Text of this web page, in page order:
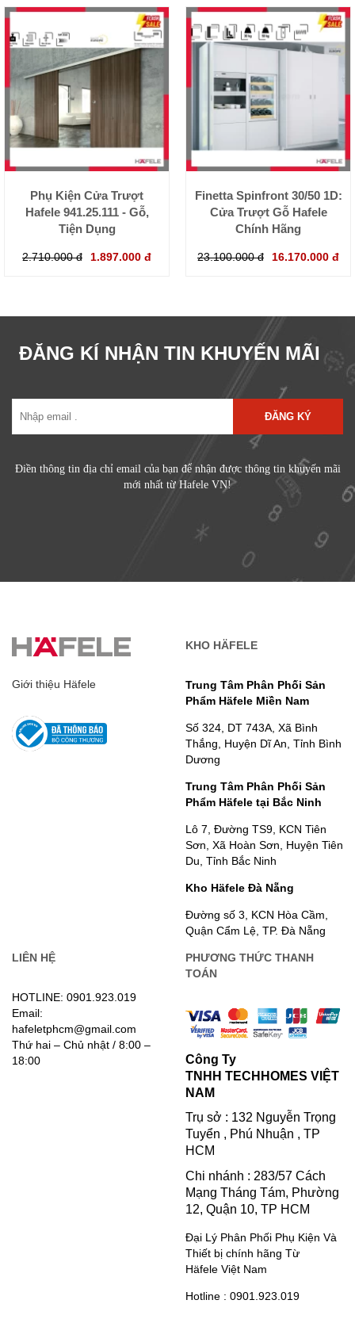
Phụ Kiện Cửa Trượt
Hafele 941.25.111 - Gỗ,
Tiện Dụng
2.710.000 đ 1.897.000 đ
Finetta Spinfront 30/50 1D:
Cửa Trượt Gỗ Hafele
Chính Hãng
23.100.000 đ 16.170.000 đ
ĐĂNG KÍ NHẬN TIN KHUYẾN MÃI
ĐĂNG KÝ
Điền thông tin địa chỉ email của bạn để nhận được thông tin khuyến mãi
mới nhất từ Hafele VN!
Giới thiệu Häfele
KHO HÄFELE
Trung Tâm Phân Phối Sản
Phẩm Häfele Miền Nam
Số 324, DT 743A, Xã Bình
Thắng, Huyện Dĩ An, Tỉnh Bình
Dương
Trung Tâm Phân Phối Sản
Phẩm Häfele tại Bắc Ninh
Lô 7, Đường TS9, KCN Tiên
Sơn, Xã Hoàn Sơn, Huyện Tiên
Du, Tỉnh Bắc Ninh
Kho Häfele Đà Nẵng
Đường số 3, KCN Hòa Cầm,
Quận Cẩm Lệ, TP. Đà Nẵng
LIÊN HỆ
HOTLINE: 0901.923.019
Email:
hafeletphcm@gmail.com
Thứ hai – Chủ nhật / 8:00 –
18:00
PHƯƠNG THỨC THANH
TOÁN
Công Ty
TNHH TECHHOMES VIỆT
NAM
Trụ sở : 132 Nguyễn Trọng
Tuyển , Phú Nhuận , TP
HCM
Chi nhánh : 283/57 Cách
Mạng Tháng Tám, Phường
12, Quận 10, TP HCM
Đại Lý Phân Phối Phụ Kiện Và
Thiết bị chính hãng Từ
Häfele Việt Nam
Hotline : 0901.923.019